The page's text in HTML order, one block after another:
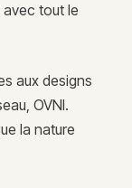
tout le
aux designs
OVNI.
la nature